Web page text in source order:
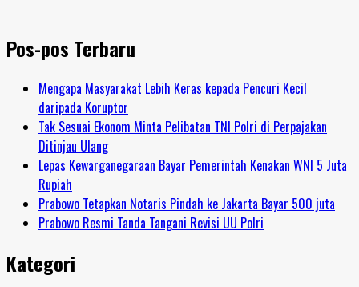
Pos-pos Terbaru
Mengapa Masyarakat Lebih Keras kepada Pencuri Kecil
daripada Koruptor
Tak Sesuai Ekonom Minta Pelibatan TNI Polri di Perpajakan
Ditinjau Ulang
Lepas Kewarganegaraan Bayar Pemerintah Kenakan WNI 5 Juta
Rupiah
Prabowo Tetapkan Notaris Pindah ke Jakarta Bayar 500 juta
Prabowo Resmi Tanda Tangani Revisi UU Polri
Kategori